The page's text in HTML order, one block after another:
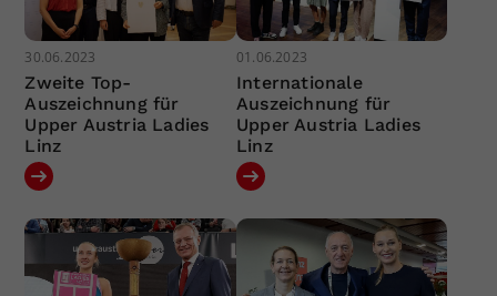
30.06.2023
Zweite Top-
Auszeichnung für
Upper Austria Ladies
Linz
01.06.2023
Internationale
Auszeichnung für
Upper Austria Ladies
Linz